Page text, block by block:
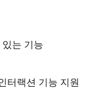
는 기능
터랙션 기능 지원